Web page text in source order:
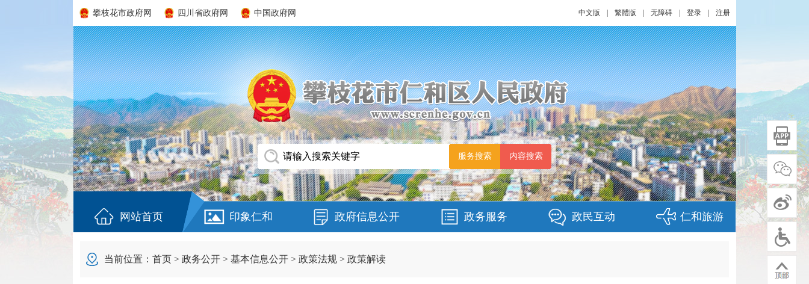
攀枝花市政府网 四川省政府网 中国政府网 中文版 繁體版 无障碍 登录 注册
网站首页 印象仁和 政府信息公开 政务服务 政民互动 仁和旅游
当前位置： 首页 > 政务公开 > 基本信息公开 > 政策法规 > 政策解读